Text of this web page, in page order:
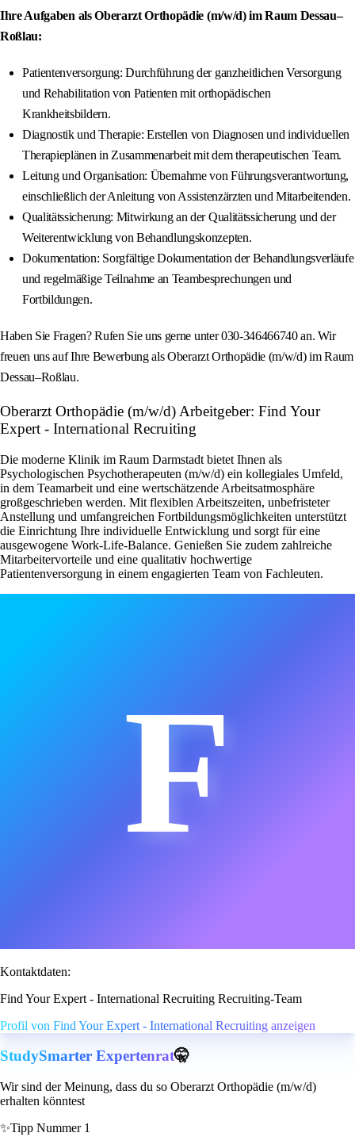
Ihre Aufgaben als Oberarzt Orthopädie (m/w/d) im Raum Dessau–
Roßlau:
Patientenversorgung: Durchführung der ganzheitlichen Versorgung
und Rehabilitation von Patienten mit orthopädischen
Krankheitsbildern.
Diagnostik und Therapie: Erstellen von Diagnosen und individuellen
Therapieplänen in Zusammenarbeit mit dem therapeutischen Team.
Leitung und Organisation: Übernahme von Führungsverantwortung,
einschließlich der Anleitung von Assistenzärzten und Mitarbeitenden.
Qualitätssicherung: Mitwirkung an der Qualitätssicherung und der
Weiterentwicklung von Behandlungskonzepten.
Dokumentation: Sorgfältige Dokumentation der Behandlungsverläufe
und regelmäßige Teilnahme an Teambesprechungen und
Fortbildungen.
Haben Sie Fragen? Rufen Sie uns gerne unter 030‑346466740 an. Wir
freuen uns auf Ihre Bewerbung als Oberarzt Orthopädie (m/w/d) im Raum
Dessau–Roßlau.
Oberarzt Orthopädie (m/w/d) Arbeitgeber: Find Your
Expert - International Recruiting
Die moderne Klinik im Raum Darmstadt bietet Ihnen als
Psychologischen Psychotherapeuten (m/w/d) ein kollegiales Umfeld,
in dem Teamarbeit und eine wertschätzende Arbeitsatmosphäre
großgeschrieben werden. Mit flexiblen Arbeitszeiten, unbefristeter
Anstellung und umfangreichen Fortbildungsmöglichkeiten unterstützt
die Einrichtung Ihre individuelle Entwicklung und sorgt für eine
ausgewogene Work-Life-Balance. Genießen Sie zudem zahlreiche
Mitarbeitervorteile und eine qualitativ hochwertige
Patientenversorgung in einem engagierten Team von Fachleuten.
F
Kontaktdaten:
Find Your Expert - International Recruiting Recruiting-Team
Profil von Find Your Expert - International Recruiting anzeigen
StudySmarter Expertenrat🤫
Wir sind der Meinung, dass du so Oberarzt Orthopädie (m/w/d)
erhalten könntest
✨Tipp Nummer 1